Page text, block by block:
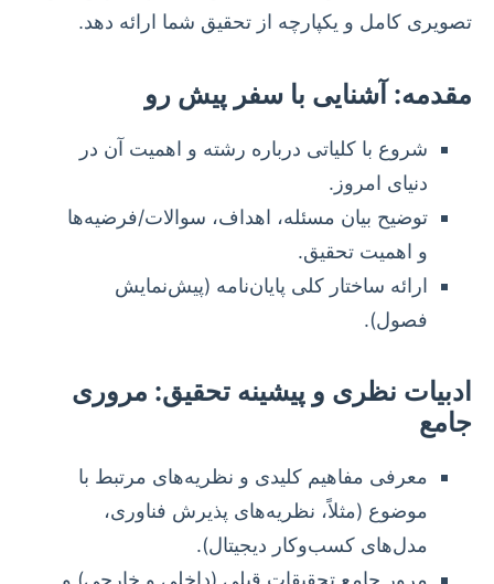
تصویری کامل و یکپارچه از تحقیق شما ارائه دهد.
مقدمه: آشنایی با سفر پیش رو
شروع با کلیاتی درباره رشته و اهمیت آن در
دنیای امروز.
توضیح بیان مسئله، اهداف، سوالات/فرضیه‌ها
و اهمیت تحقیق.
ارائه ساختار کلی پایان‌نامه (پیش‌نمایش
فصول).
ادبیات نظری و پیشینه تحقیق: مروری
جامع
معرفی مفاهیم کلیدی و نظریه‌های مرتبط با
موضوع (مثلاً، نظریه‌های پذیرش فناوری،
مدل‌های کسب‌وکار دیجیتال).
مرور جامع تحقیقات قبلی (داخلی و خارجی) و